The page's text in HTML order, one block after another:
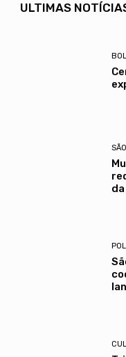
ULTIMAS